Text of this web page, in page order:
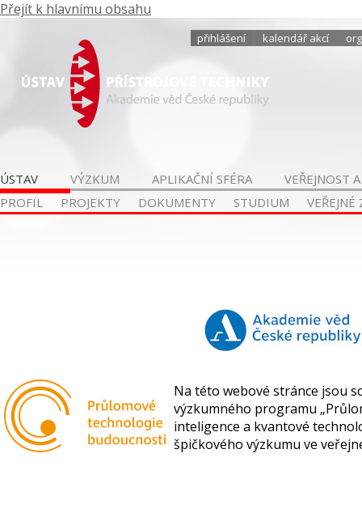
Přejít k hlavnímu obsahu
přihlášení kalendář akcí
ÚSTAV VÝZKUM APLIKAČNÍ SFÉRA
VEŘEJNOST
PROFIL
PROJEKTY DOKUMENTY STUDIUM VEŘEJNÉ
Na této webové stránce jsou
výzkumného programu
inteligence a kvantové
špičkového výzkumu ve